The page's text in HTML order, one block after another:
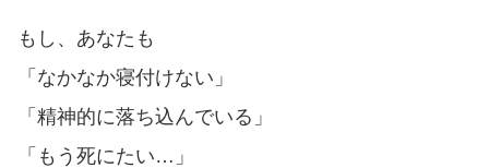
もし、あなたも
「なかなか寝付けない」
「精神的に落ち込んでいる」
「もう死にたい…」